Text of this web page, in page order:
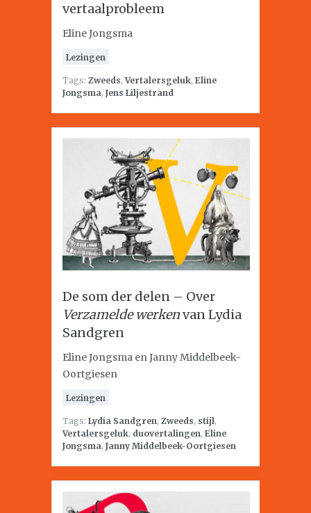
vertaalprobleem
Eline Jongsma
Lezingen
Tags: Zweeds,Vertalersgeluk, Eline
Jongsma, Jens Liljestrand
De som der delen – Over
Verzamelde werkenvan Lydia
Sandgren
Eline Jongsma en Janny Middelbeek-
Oortgiesen
Lezingen
Tags: Lydia Sandgren, Zweeds, stijl,
Vertalersgeluk, duovertalingen, Eline
Jongsma, Janny Middelbeek-Oortgiesen